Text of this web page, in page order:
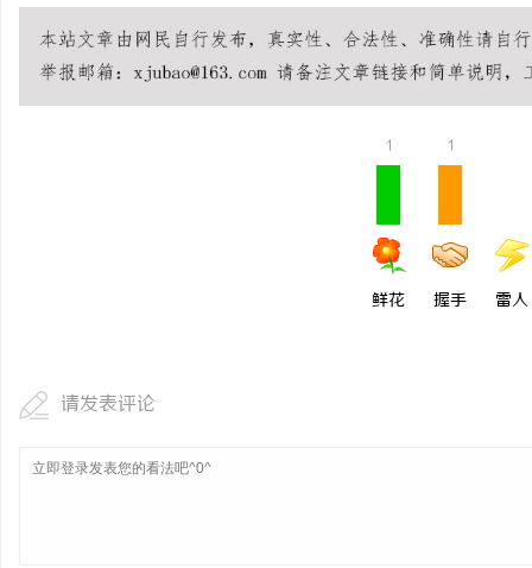
1
鲜花
1
握手 雷人
请发表评论